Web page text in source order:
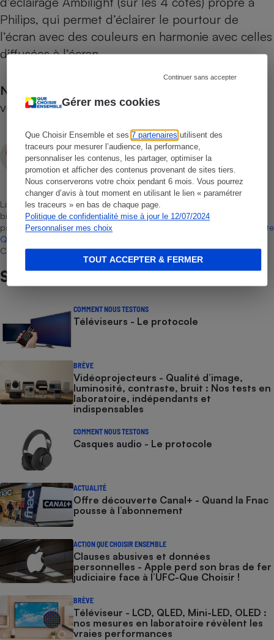
Gérer mes cookies
Que Choisir Ensemble et ses7 partenaires utilisent des
traceurs pour mesurer l’audience, la performance,
personnaliser les contenus, les partager, optimiser la
promotion et afficher des contenus provenant de sites tiers.
Nous conserverons votre choix pendant 6 mois. Vous pourrez
changer d’avis à tout moment en utilisant le lien « paramétrer
les traceurs » en bas de chaque page.
Politique de confidentialité mise à jour le 12/07/2024
Personnaliser mes choix
Continuer sans accepter
TOUT ACCEPTER & FERMER
Philips, qui permet d’éclairer le pourtour de
l’écran avec des couleurs en harmonie avec celles
diffusées à l’écran.
N.B.
version 65 pouces (65OLED935
François Palemon
Rédacteur technique
La sélection de produits ou services est représentative du marché,
bien que non-exhaustive. À l’exception des autorisations données
par Bureau Veritas Certification conformément aux règles de
La Note
Que Choisir
Choisir Ensemble et les professionnels référencés.
Sur le même sujet
COMMENT NOUS TESTONS
Téléviseurs - Le protocole
BRÈVE
Vidéoprojecteurs - Qualité d’image,
luminosité, contraste, bruit : Nos tests en
laboratoire, indépendants et
indispensables
COMMENT NOUS TESTONS
Casques audio - Le protocole
ACTUALITÉ
Offre découverte Canal+ - Quand la Fnac
pousse à l’abonnement
ACTION QUE CHOISIR ENSEMBLE
Clauses abusives et données
personnelles - Apple perd son bras de fer
judiciaire face à l’UFC-Que Choisir !
BRÈVE
Téléviseur - LCD, QLED, Mini-LED, OLED :
nos mesures en laboratoire révèlent les
vraies performances